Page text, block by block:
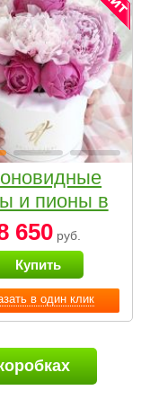
в один клик
и пионы в
коробке
Small
650руб.
Купить